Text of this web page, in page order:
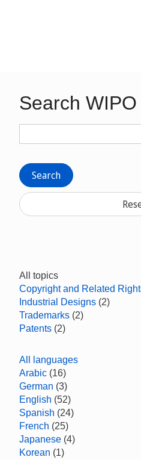
Search
Search
All topics
Copyright and Related
Industrial Designs (2)
Trademarks (2)
Patents (2)
All languages
Arabic (16)
German (3)
English (52)
Spanish (24)
French (25)
Japanese (4)
Korean (1)